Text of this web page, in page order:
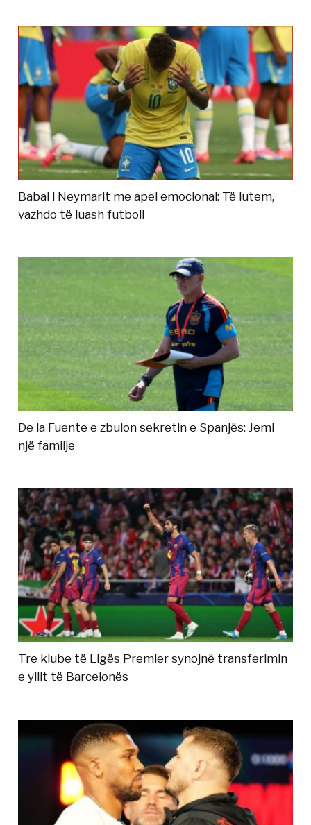
Babai i Neymarit me apel emocional: Të lutem,
vazhdo të luash futboll
De la Fuente e zbulon sekretin e Spanjës: Jemi
një familje
Tre klube të Ligës Premier synojnë transferimin
e yllit të Barcelonës